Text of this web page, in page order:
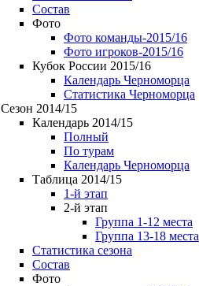
Состав
Фото
Фото команды-2015/16
Фото игроков-2015/16
Кубок России 2015/16
Календарь Черноморца
Статистика Черноморца
Сезон 2014/15
Календарь 2014/15
Полный
По турам
Календарь Черноморца
Таблица 2014/15
1-й этап
2-й этап
Группа 1-12 места
Группа 13-18 места
Статистика сезона
Состав
Фото